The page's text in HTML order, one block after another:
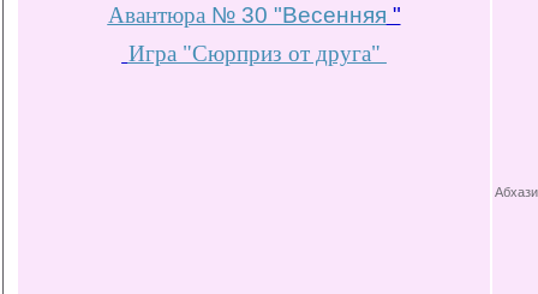
Авантюра № 30 "Весенняя "
Игра "Сюрприз от друга"